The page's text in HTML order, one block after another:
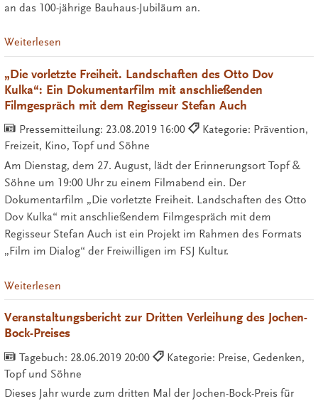
an das 100-jährige Bauhaus-Jubiläum an.
Weiterlesen
„Die vorletzte Freiheit. Landschaften des Otto Dov
Kulka“: Ein Dokumentarfilm mit anschließenden
Filmgespräch mit dem Regisseur Stefan Auch
Pressemitteilung: 23.08.2019 16:00
Kategorie: Prävention,
Freizeit, Kino, Topf und Söhne
Am Dienstag, dem 27. August, lädt der Erinnerungsort Topf &
Söhne um 19:00 Uhr zu einem Filmabend ein. Der
Dokumentarfilm „Die vorletzte Freiheit. Landschaften des Otto
Dov Kulka“ mit anschließendem Filmgespräch mit dem
Regisseur Stefan Auch ist ein Projekt im Rahmen des Formats
„Film im Dialog“ der Freiwilligen im FSJ Kultur.
Weiterlesen
Veranstaltungsbericht zur Dritten Verleihung des Jochen-
Bock-Preises
Tagebuch: 28.06.2019 20:00
Kategorie: Preise, Gedenken,
Topf und Söhne
Dieses Jahr wurde zum dritten Mal der Jochen-Bock-Preis für